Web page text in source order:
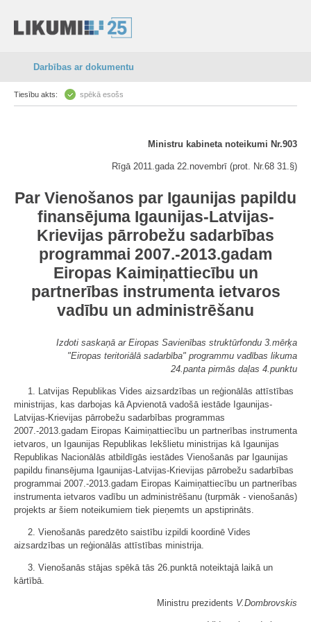
Darbības ar dokumentu
Tiesību akts: spēkā esošs
Ministru kabineta noteikumi Nr.903
Rīgā 2011.gada 22.novembrī (prot. Nr.68 31.§)
Par Vienošanos par Igaunijas papildu
finansējuma Igaunijas-Latvijas-
Krievijas pārrobežu sadarbības
programmai 2007.-2013.gadam
Eiropas Kaimiņattiecību un
partnerības instrumenta ietvaros
vadību un administrēšanu
Izdoti saskaņā ar Eiropas Savienības struktūrfondu 3.mērķa
"Eiropas teritoriālā sadarbība" programmu vadības likuma
24.panta pirmās daļas 4.punktu
1. Latvijas Republikas Vides aizsardzības un reģionālās attīstības
ministrijas, kas darbojas kā Apvienotā vadošā iestāde Igaunijas-
Latvijas-Krievijas pārrobežu sadarbības programmas
2007.-2013.gadam Eiropas Kaimiņattiecību un partnerības instrumenta
ietvaros, un Igaunijas Republikas Iekšlietu ministrijas kā Igaunijas
Republikas Nacionālās atbildīgās iestādes Vienošanās par Igaunijas
papildu finansējuma Igaunijas-Latvijas-Krievijas pārrobežu sadarbības
programmai 2007.-2013.gadam Eiropas Kaimiņattiecību un partnerības
instrumenta ietvaros vadību un administrēšanu (turpmāk - vienošanās)
projekts ar šiem noteikumiem tiek pieņemts un apstiprināts.
2. Vienošanās paredzēto saistību izpildi koordinē Vides
aizsardzības un reģionālās attīstības ministrija.
3. Vienošanās stājas spēkā tās 26.punktā noteiktajā laikā un
kārtībā.
Ministru prezidents V.Dombrovskis